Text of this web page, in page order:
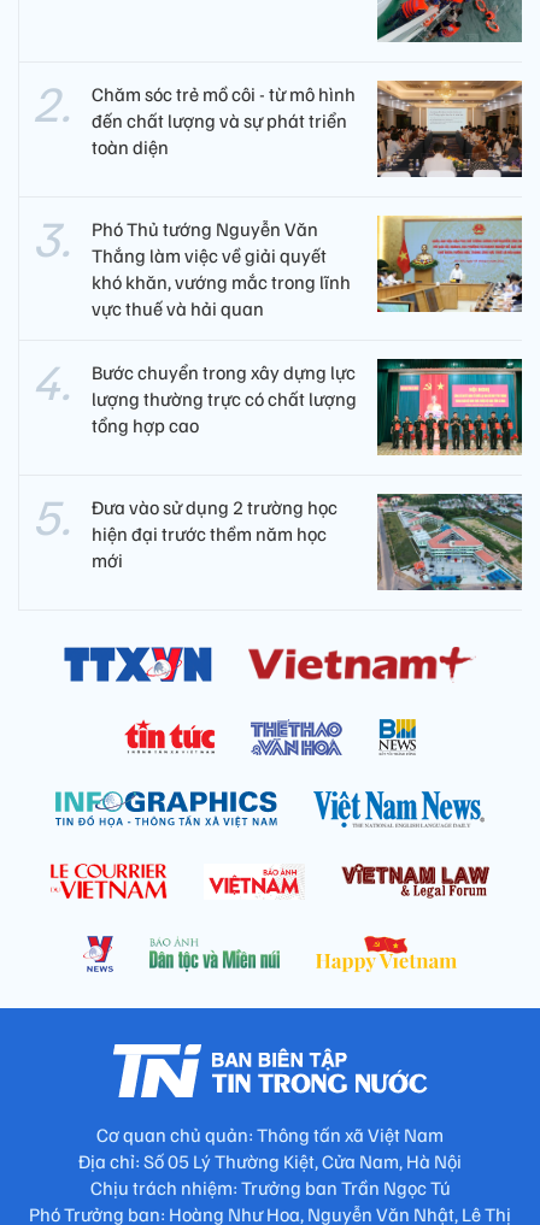
Chăm sóc trẻ mồ côi - từ mô hình
đến chất lượng và sự phát triển
toàn diện
Phó Thủ tướng Nguyễn Văn
Thắng làm việc về giải quyết
khó khăn, vướng mắc trong lĩnh
vực thuế và hải quan
Bước chuyển trong xây dựng lực
lượng thường trực có chất lượng
tổng hợp cao
Đưa vào sử dụng 2 trường học
hiện đại trước thềm năm học
mới
Cơ quan chủ quản: Thông tấn xã Việt Nam
Địa chỉ: Số 05 Lý Thường Kiệt, Cửa Nam, Hà Nội
Chịu trách nhiệm: Trưởng ban Trần Ngọc Tú
Phó Trưởng ban: Hoàng Như Hoa, Nguyễn Văn Nhật, Lê Thị